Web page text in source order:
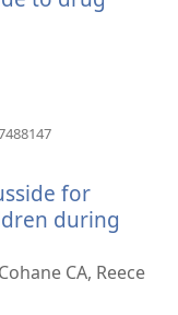
창
열
기)
for
during
CA, Reece